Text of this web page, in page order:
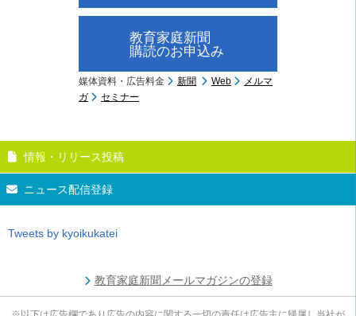
教育家庭新聞
購読のお申込み
媒体資料・広告料金 新聞 Web
メルマ
ガ
セミナー
情報・リリース投稿
ニュース配信登録
Tweets by kyoikukatei
教育家庭新聞メールマガジンの登録